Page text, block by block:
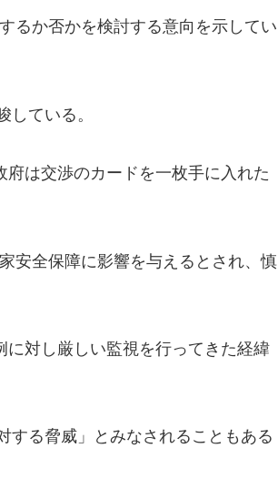
るか否かを検討する意向を示してい
している。
は交渉のカードを一枚手に入れた
安全保障に影響を与えるとされ、慎
対し厳しい監視を行ってきた経緯
する脅威」とみなされることもある